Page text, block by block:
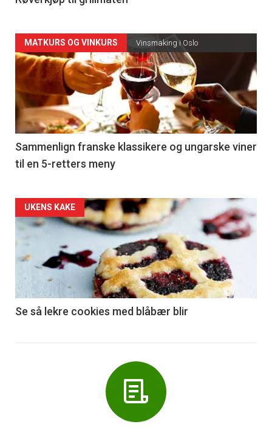
Forsiden
akkurat
nå
-
5
MATKURS OG VINKURS Vinsmaking i Oslo
Sammenlign franske klassikere og ungarske viner
til en 5-retters meny
Forsiden
akkurat
nå
6
UKENS KAKE
Se så lekre cookies med blåbær blir